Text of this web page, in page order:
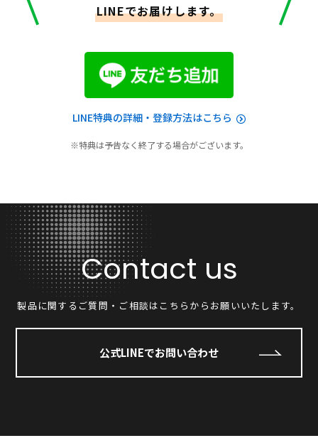
LINEでお届けします。
LINE特典の詳細・登録方法はこちら
※特典は予告なく終了する場合がございます。
Contact us
製品に関するご質問・ご相談はこちらからお願いいたします。
公式LINEでお問い合わせ